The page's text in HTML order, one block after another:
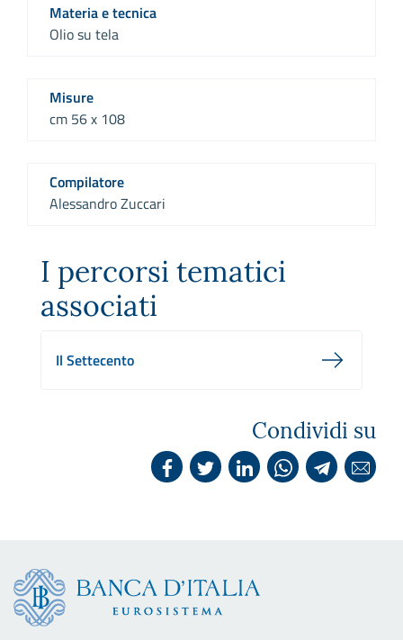
Materia e tecnica
Olio su tela
Misure
cm 56 x 108
Compilatore
Alessandro Zuccari
I percorsi tematici
associati
Il Settecento
Condividi su